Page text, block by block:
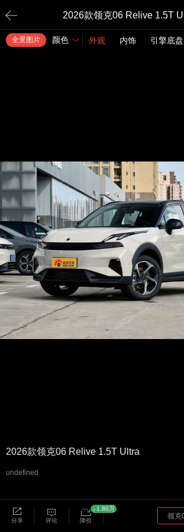
2026款领克06 Relive 1.5T
全景图片 颜色 外观 内饰 引擎底盘
2026款领克06 Relive 1.5T Ultra
undefined
分享 评论 降价
1.80万
领克